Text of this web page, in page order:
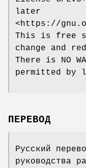
later
<https://
This is free
change and
There is NO
permitted by
ПЕРЕВОД
Русский
руководства